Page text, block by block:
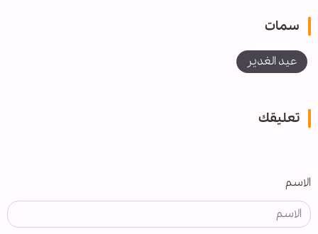
سمات
عيد الغدير
تعليقك
الاسم